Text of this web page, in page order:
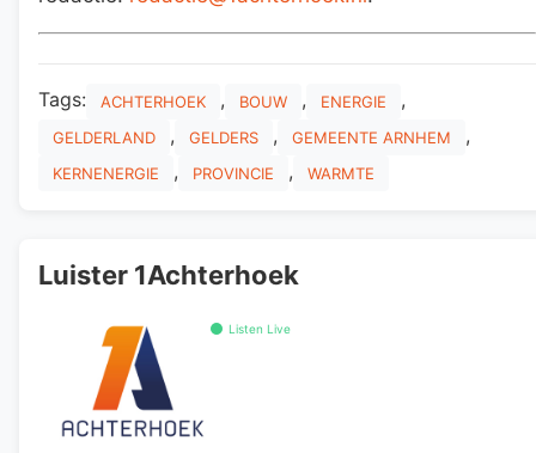
Tags: ACHTERHOEK , BOUW , ENERGIE ,
GELDERLAND , GELDERS , GEMEENTE ARNHEM ,
KERNENERGIE , PROVINCIE , WARMTE
Luister 1Achterhoek
Listen Live